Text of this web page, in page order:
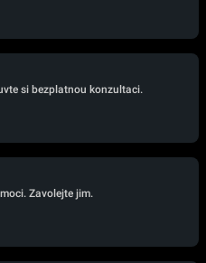
si bezplatnou konzultaci.
Zavolejte jim.